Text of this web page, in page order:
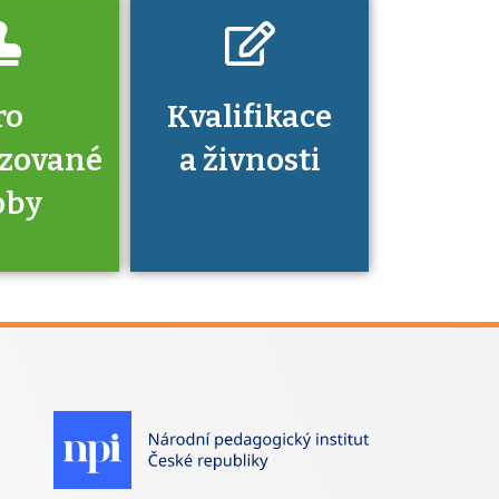
získání
Kvalifikace
a živnosti